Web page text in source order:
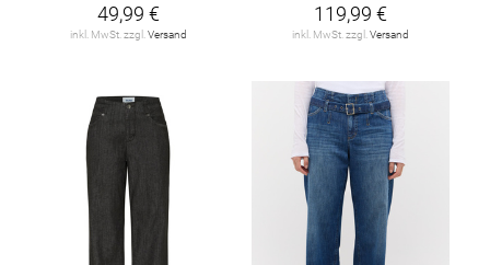
49,99 €
inkl. MwSt. zzgl. Versand
119,99 €
inkl. MwSt. zzgl. Versand